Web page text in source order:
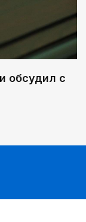
обсудил с